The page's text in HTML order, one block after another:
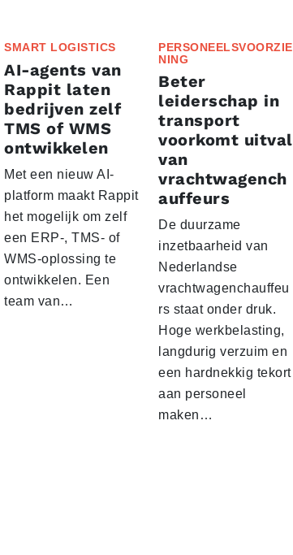
SMART LOGISTICS
AI-agents van
Rappit laten
bedrijven zelf
TMS of WMS
ontwikkelen
Met een nieuw AI-
platform maakt Rappit
het mogelijk om zelf
een ERP-, TMS- of
WMS-oplossing te
ontwikkelen. Een
team van…
PERSONEELSVOORZIE
NING
Beter
leiderschap in
transport
voorkomt uitval
van
vrachtwagench
auffeurs
De duurzame
inzetbaarheid van
Nederlandse
vrachtwagenchauffeu
rs staat onder druk.
Hoge werkbelasting,
langdurig verzuim en
een hardnekkig tekort
aan personeel
maken…